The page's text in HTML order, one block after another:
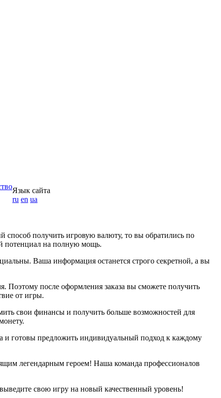
Язык сайта
ru en ua
получить игровую валюту, то вы обратились по
потенциал на полную мощь.
Ваша информация останется строго секретной, а вы
после оформления заказа вы сможете получить
от игры.
свои финансы и получить больше возможностей для
и готовы предложить индивидуальный подход к каждому
легендарным героем! Наша команда профессионалов
свою игру на новый качественный уровень!